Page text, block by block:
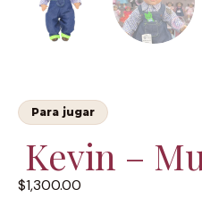
Para jugar
Kevin –
$1,300.00